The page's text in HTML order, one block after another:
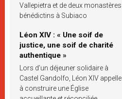
Vallepietra et de deux monastères
bénédictins à Subiaco
Léon XIV : « Une soif de
justice, une soif de charité
authentique »
Lors d’un déjeuner solidaire à
Castel Gandolfo, Léon XIV appelle
à construire une Église